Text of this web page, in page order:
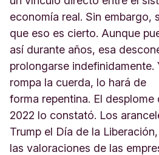
economía real. Sin embargo,
que eso es cierto. Aunque
así durante años, esa
prolongarse indefinidamente.
rompa la cuerda, lo hará de
forma repentina. El
2022 lo constató. Los
Trump el Día de la
las valoraciones de las